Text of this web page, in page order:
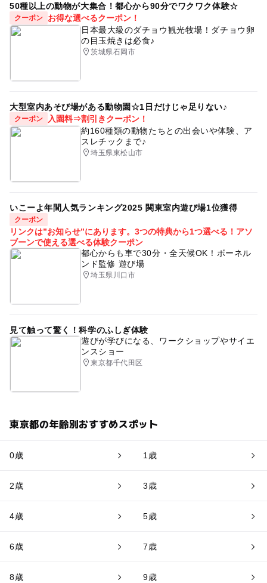
50種以上の動物が大集合！都心から90分でワクワク体験☆
クーポン
お得な選べるクーポン！
日本最大級のダチョウ観光牧場！ダチョウ卵
の目玉焼きは必食♪
茨城県石岡市
大型室内あそび場がある動物園☆1日だけじゃ足りない♪
クーポン
入園料⇒割引きクーポン！
約160種類の動物たちとの出会いや体験、ア
スレチックまで♪
埼玉県東松山市
いこーよ年間人気ランキング2025 関東室内遊び場1位獲得
クーポン
リンクは”お知らせ”にあります。3つの特典から1つ選べる！アソ
ブーンで使える選べる体験クーポン
都心からも車で30分・全天候OK！ボーネル
ンド監修 遊び場
埼玉県川口市
見て触って驚く！科学のふしぎ体験
遊びが学びになる、ワークショップやサイエ
ンスショー
東京都千代田区
東京都の年齢別おすすめスポット
0歳 1歳
2歳 3歳
4歳 5歳
6歳 7歳
8歳 9歳